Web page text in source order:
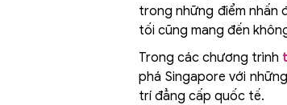
trong những điểm nhấn
tối cũng mang đến
Trong các chương trình
phá Singapore với
trí đẳng cấp quốc tế.